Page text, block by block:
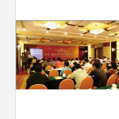
共创产业未来